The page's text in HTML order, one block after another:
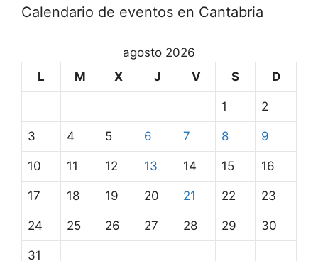
Calendario de eventos en Cantabria
agosto 2026
L
M X J V S D
1 2
3 4 5 6 7 8 9
10 11 12 13 14 15 16
17 18 19 20 21 22 23
24 25 26 27 28 29 30
31